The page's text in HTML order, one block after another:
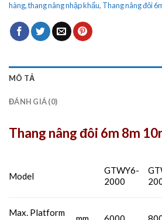
hàng,thang nâng nhập khẩu, Thang nâng đôi
MÔ TẢ
ĐÁNH GIÁ (0)
Thang nâng đôi 6m 8m
Model
GTWY6-
2000
Max. Platform